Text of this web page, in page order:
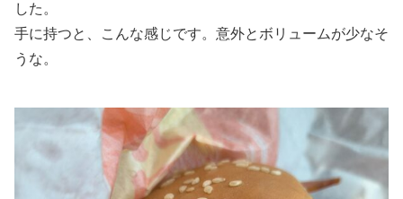
した。
手に持つと、こんな感じです。意外とボリュームが少なそ
うな。